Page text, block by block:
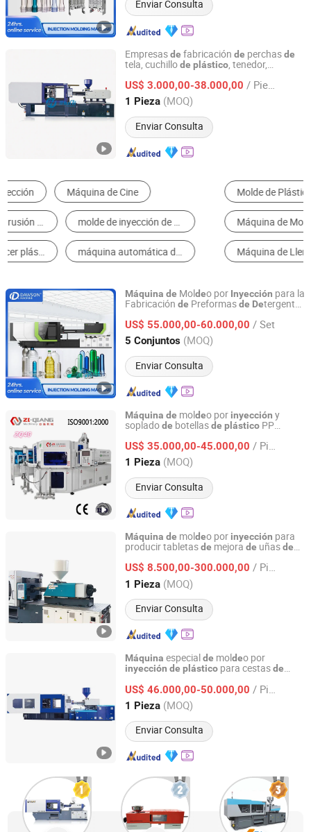
Enviar Consulta
Empresasde fabricación de perchasde
tela, cuchillode plástico, tenedor,
inyección,máquinademolde o por
inyecciónpequeña y rápida
US$ 3.000,00-38.000,00 / Pieza
1 Pieza (MOQ)
Enviar Consulta
ZhangJiaGang HuiLi Machinery Co., Ltd.
Jiangsu, China Desde 2021
Molde de Plástico Máquina de Moldeo por Inyección
Máquina de Moldeo por Soplado Máquina de Soplado de Botellas
Máquina de Llenado Trituradora de Plástico
Máquina de Moldeo por Inyección para la
Fabricación de Preformasde Detergente
LíneadeProduccióndeBotellasde
Plástico
US$ 55.000,00-60.000,00 / Set
5 Conjuntos (MOQ)
Enviar Consulta
Zhangjiagang Dawson Machine Co., Ltd.
Jiangsu, China Desde 2017
Máquina de moldeo por inyección y
sopladode botellasde plástico PP
deun solo paso
US$ 35.000,00-45.000,00 / Pieza
1 Pieza (MOQ)
Enviar Consulta
Zhangjiagang Ziqiang Machinery Co., Ltd.
Jiangsu, China Desde 2016
Máquina de moldeo por inyección para
producir tabletasde mejora de uñasde
US$ 8.500,00-300.000,00 / Pieza
1 Pieza (MOQ)
Enviar Consulta
Ningbo Huaway Machinery Co., Ltd.
Zhejiang, China Desde 2025
Máquina especialde moldeo por
inyección de plástico para cestasde
US$ 46.000,00-50.000,00 / Pieza
1 Pieza (MOQ)
Enviar Consulta
K&E Machinery (Ningbo) Co., Ltd.
Zhejiang, China Desde 2020